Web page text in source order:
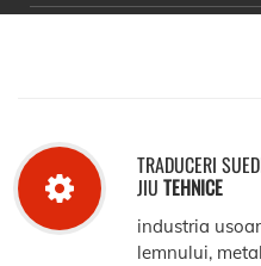
TRADUCERI
JIU TEHNICE
industria
lemnului,